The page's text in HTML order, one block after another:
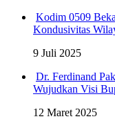
Kodim 0509
Kondusivitas
9 Juli 2025
Dr. Ferdinand
Wujudkan Visi
12 Maret 2025